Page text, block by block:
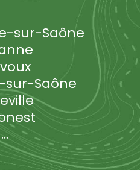
sur-Saône
sur-Saône
...